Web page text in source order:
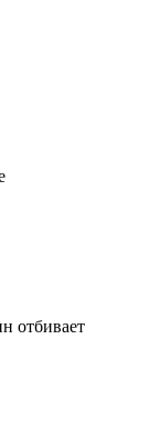
отбивает